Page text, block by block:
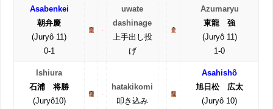
Asabenkei
朝弁慶
(Juryô 11)
0-1
uwate
dashinage
上手出し投
げ
Azumaryu
東龍 強
(Juryô 11)
1-0
Ishiura
石浦 将勝
(Juryô10)
hatakikomi
叩き込み
Asahishô
旭日松 広太
(Juryô 10)